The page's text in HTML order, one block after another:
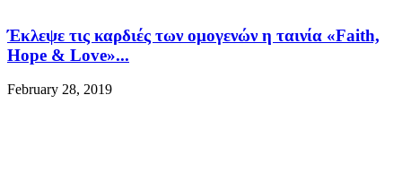
Έκλεψε τις καρδιές των ομογενών η ταινία «Faith,
Hope & Love»...
February 28, 2019